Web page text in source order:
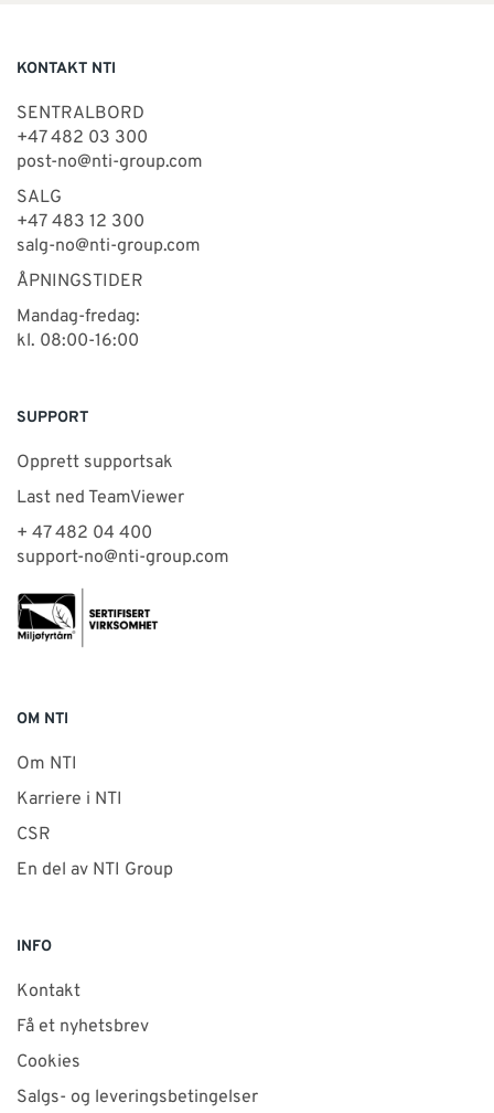
KONTAKT NTI
SENTRALBORD
+47 482 03 300
post-no@nti-group.com
SALG
+47 483 12 300
salg-no@nti-group.com
ÅPNINGSTIDER
Mandag-fredag:
kl. 08:00-16:00
SUPPORT
Opprett supportsak
Last ned TeamViewer
+ 47 482 04 400
support-no@nti-group.com
OM NTI
Om NTI
Karriere i NTI
CSR
En del av NTI Group
INFO
Kontakt
Få et nyhetsbrev
Cookies
Salgs- og leveringsbetingelser